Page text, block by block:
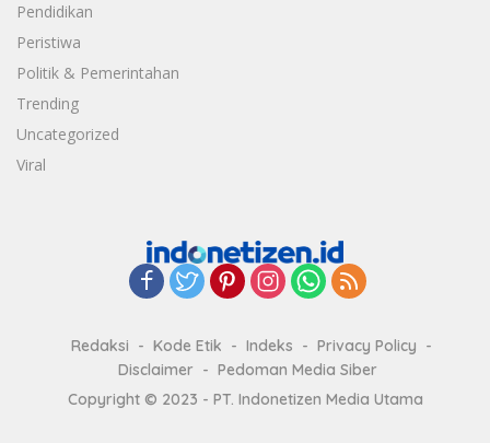
Pendidikan
Peristiwa
Politik & Pemerintahan
Trending
Uncategorized
Viral
Redaksi Kode Etik Indeks
Privacy Policy
Disclaimer
Pedoman Media Siber
Copyright © 2023 - PT. Indonetizen Media Utama